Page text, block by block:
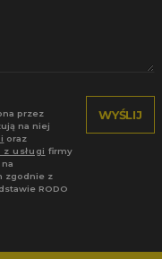
przez
na niej
oraz
usługi firmy
zgodnie z
RODO